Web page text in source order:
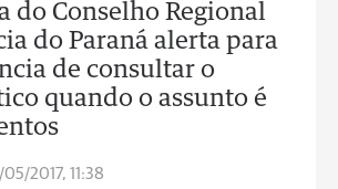
do Conselho Regional
do Paraná alerta para
de consultar o
quando o assunto é
2017, 11:38